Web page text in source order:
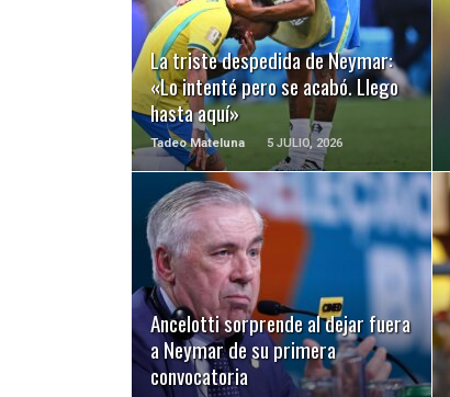
La triste despedida de Neymar:
«Lo intenté pero se acabó. Llego
hasta aquí»
Tadeo Mateluna 5 JULIO, 2026
LEER MÁS
Ancelotti sorprende al dejar fuera
a Neymar de su primera
convocatoria
LEER MÁS